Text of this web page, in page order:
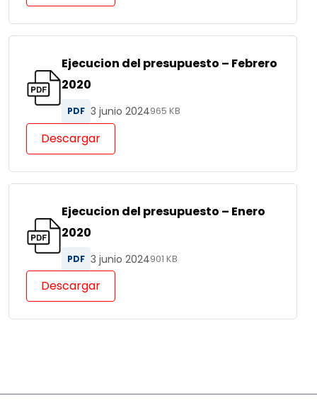
Ejecucion del presupuesto – Febrero
2020
PDF 3 junio 2024965 KB
Descargar
Ejecucion del presupuesto – Enero
2020
PDF 3 junio 2024901 KB
Descargar